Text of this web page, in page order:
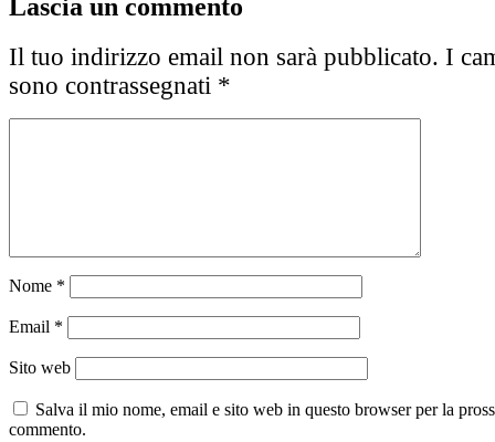
Il tuo indirizzo email non sarà pubblicato. I
sono contrassegnati *
Nome *
Email *
Sito web
Salva il mio nome, email e sito web in questo browser per la
commento.